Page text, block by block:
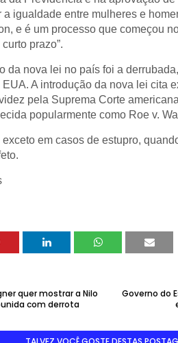
a igualdade entre mulheres e
e é um processo que começou
prazo”.
da nova lei no país foi a
A introdução da nova lei cita
pela Suprema Corte
popularmente como Roe v.
em casos de estupro,
Governo do
quer mostrar a Nilo
com derrota